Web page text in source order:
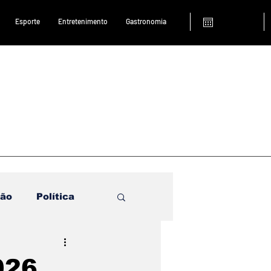
Esporte Entretenimento Gastronomia
Política